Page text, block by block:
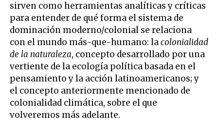
sirven como herramientas analíticas y críticas
para entender de qué forma el sistema de
dominación moderno/colonial se relaciona
con el mundo más-que-humano: lacolonialidad
de la naturaleza, concepto desarrollado por una
vertiente de la ecología política basada en el
pensamiento y la acción latinoamericanos; y
el concepto anteriormente mencionado de
colonialidad climática, sobre el que
volveremos más adelante.